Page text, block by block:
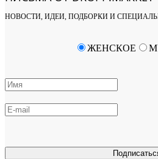
НОВОСТИ, ИДЕИ, ПОДБОРКИ И
ЖЕНСКОЕ